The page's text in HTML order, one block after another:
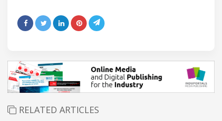
RELATED ARTICLES